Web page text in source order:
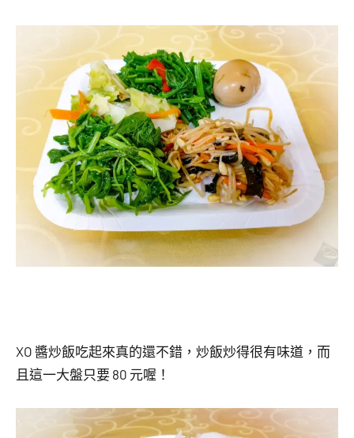
XO 醬炒飯吃起來真的還不錯，炒飯炒得很有味道，而
且這一大盤只要 80 元喔！